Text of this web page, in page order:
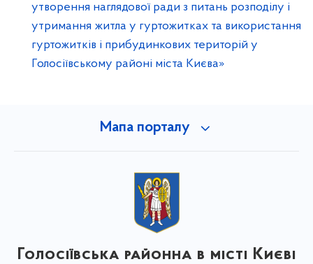
утворення наглядової ради з питань розподілу і
утримання житла у гуртожитках та використання
гуртожитків і прибудинкових територій у
Голосіївському районі міста Києва»
Мапа порталу
Голосіївська районна в місті Києві